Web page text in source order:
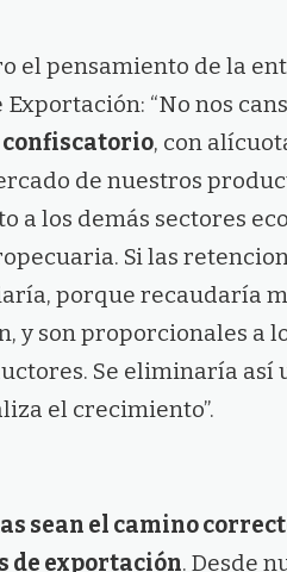
el pensamiento de la
“No nos
, con
de nuestros
a los demás sectores
Si las
porque recaudaría
y son proporcionales a
Se eliminaría así
el crecimiento”.
sean el camino
de exportación. Desde